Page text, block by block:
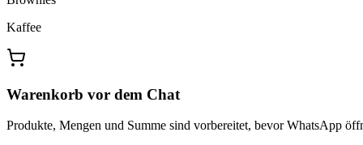
Kaffee
Warenkorb vor dem Chat
Produkte, Mengen und Summe sind vorbereitet, bevor WhatsApp